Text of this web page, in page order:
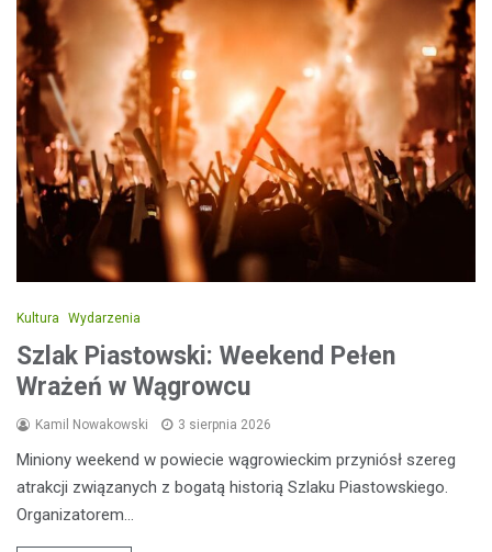
Kultura Wydarzenia
Szlak Piastowski: Weekend Pełen
Wrażeń w Wągrowcu
Kamil Nowakowski 3 sierpnia 2026
Miniony weekend w powiecie wągrowieckim przyniósł szereg
atrakcji związanych z bogatą historią Szlaku Piastowskiego.
Organizatorem…